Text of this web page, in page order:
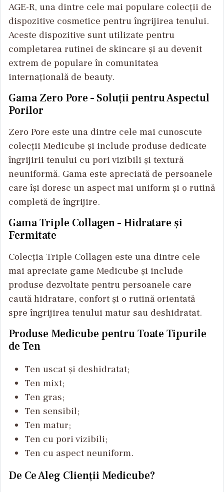
AGE-R, una dintre cele mai populare colecții de
dispozitive cosmetice pentru îngrijirea tenului.
Aceste dispozitive sunt utilizate pentru
completarea rutinei de skincare și au devenit
extrem de populare în comunitatea
internațională de beauty.
Gama Zero Pore – Soluții pentru Aspectul
Porilor
Zero Pore este una dintre cele mai cunoscute
colecții Medicube și include produse dedicate
îngrijirii tenului cu pori vizibili și textură
neuniformă. Gama este apreciată de persoanele
care își doresc un aspect mai uniform și o rutină
completă de îngrijire.
Gama Triple Collagen – Hidratare și
Fermitate
Colecția Triple Collagen este una dintre cele
mai apreciate game Medicube și include
produse dezvoltate pentru persoanele care
caută hidratare, confort și o rutină orientată
spre îngrijirea tenului matur sau deshidratat.
Produse Medicube pentru Toate Tipurile
de Ten
Ten uscat și deshidratat;
Ten mixt;
Ten gras;
Ten sensibil;
Ten matur;
Ten cu pori vizibili;
Ten cu aspect neuniform.
De Ce Aleg Clienții Medicube?